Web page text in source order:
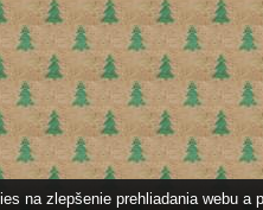
na zlepšenie prehliadania webu